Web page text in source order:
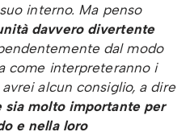
interno. Ma penso
davvero divertente
dal modo
come interpreteranno i
alcun consiglio, a dire
sia molto importante per
e nella loro